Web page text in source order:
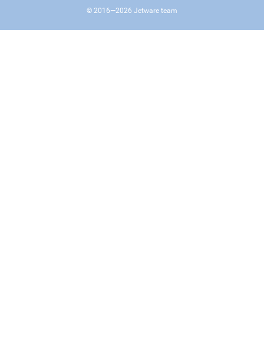
© 2016—2026 Jetware team